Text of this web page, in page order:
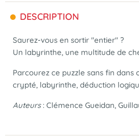
DESCRIPTION
Saurez-vous en sortir "entier" ?
Un labyrinthe, une multitude de
Parcourez ce puzzle sans fin
crypté, labyrinthe, déduction
Auteurs: Clémence Gueidan,